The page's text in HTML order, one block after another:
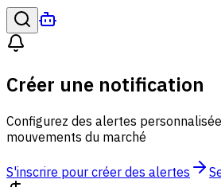
Créer une notification
Configurez des alertes
mouvements du marché
S'inscrire pour créer des alertes